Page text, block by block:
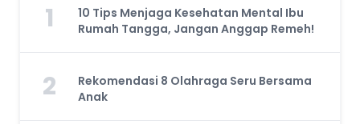
1
10 Tips Menjaga Kesehatan Mental Ibu
Rumah Tangga, Jangan Anggap Remeh!
2
Rekomendasi 8 Olahraga Seru Bersama
Anak